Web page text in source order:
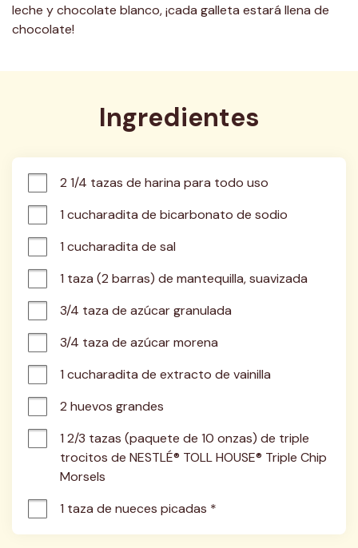
leche y chocolate blanco, ¡cada galleta estará llena de
chocolate!
Ingredientes
2 1/4 tazas de harina para todo uso
1 cucharadita de bicarbonato de sodio
1 cucharadita de sal
1 taza (2 barras) de mantequilla, suavizada
3/4 taza de azúcar granulada
3/4 taza de azúcar morena
1 cucharadita de extracto de vainilla
2 huevos grandes
1 2/3 tazas (paquete de 10 onzas) de triple
trocitos de NESTLÉ® TOLL HOUSE® Triple Chip
Morsels
1 taza de nueces picadas *